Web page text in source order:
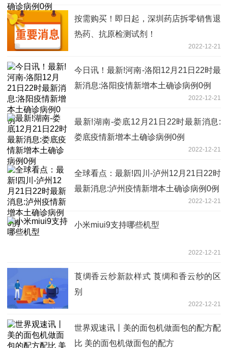
按需购买！即日起，深圳药店拆零销售退
热药、抗原检测试剂！
2022-12-21
今日讯！最新!河南-洛阳12月21日22时最
新消息:洛阳疫情新增本土确诊病例0例
2022-12-21
最新!湖南-娄底12月21日22时最新消息:
娄底疫情新增本土确诊病例0例
2022-12-21
全球看点：最新!四川-泸州12月21日22时
最新消息:泸州疫情新增本土确诊病例0例
2022-12-21
小米miui9支持哪些机型
2022-12-21
莨绸香云纱新款样式 莨绸和香云纱的区
别
2022-12-21
世界观速讯丨美的面包机做面包的配方配
比 美的面包机做面包的配方